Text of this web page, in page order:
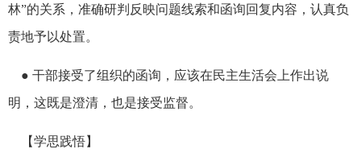
林”的关系，准确研判反映问题线索和函询回复内容，认真负
责地予以处置。
● 干部接受了组织的函询，应该在民主生活会上作出说
明，这既是澄清，也是接受监督。
【学思践悟】